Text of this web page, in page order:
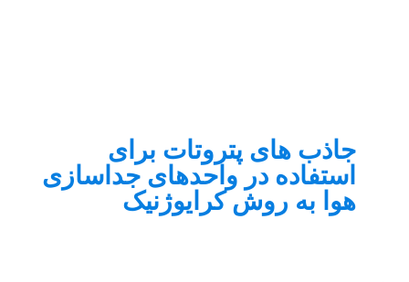
جاذب های پتروتات برای
استفاده در واحدهای جداسازی
هوا به روش کرایوژنیک